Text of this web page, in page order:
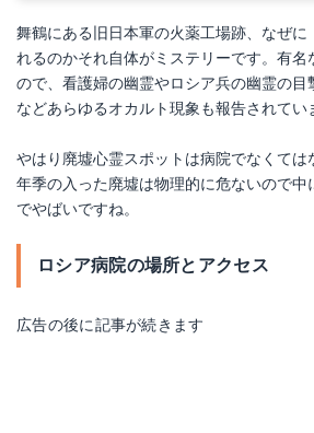
舞鶴にある旧日本軍の火薬工場跡、なぜに
れるのかそれ自体がミステリーです。有名
ので、看護婦の幽霊やロシア兵の幽霊の目
などあらゆるオカルト現象も報告されてい
やはり廃墟心霊スポットは病院でなくては
年季の入った廃墟は物理的に危ないので中
でやばいですね。
ロシア病院の場所とアクセス
広告の後に記事が続きます